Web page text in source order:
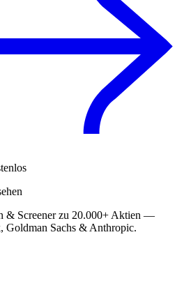
& Screener zu 20.000+ Aktien —
Goldman Sachs & Anthropic.